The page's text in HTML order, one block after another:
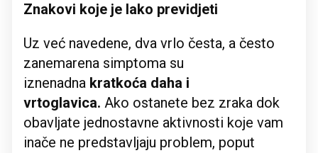
Znakovi koje je lako previdjeti
Uz već navedene, dva vrlo česta, a često
zanemarena simptoma su
iznenadna kratkoća daha i
vrtoglavica. Ako ostanete bez zraka dok
obavljate jednostavne aktivnosti koje vam
inače ne predstavljaju problem, poput